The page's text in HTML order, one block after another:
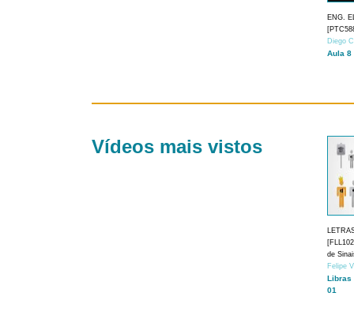
ENG.
Diego
Aula 8
Vídeos mais vistos
de
Felipe
Libras
01